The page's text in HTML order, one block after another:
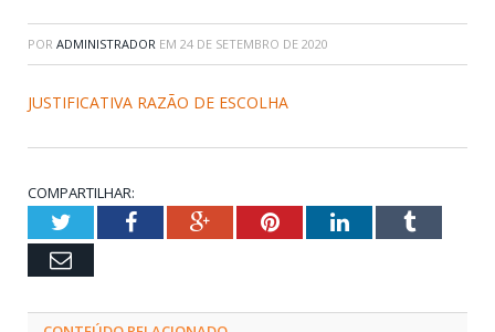
POR ADMINISTRADOR EM 24 DE SETEMBRO DE 2020
JUSTIFICATIVA RAZÃO DE ESCOLHA
COMPARTILHAR:
TwitterFacebookGoogle+PinterestLinkedInTumblr
Email